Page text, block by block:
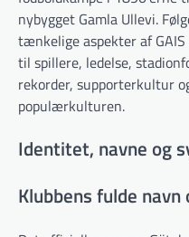
nybygget Gamla Ullevi.
tænkelige aspekter af
til spillere, ledelse,
rekorder, supporterkultur
populærkulturen.
Identitet, navne og
Klubbens fulde navn